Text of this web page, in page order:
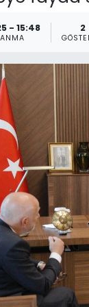
- 15:48 2
2018